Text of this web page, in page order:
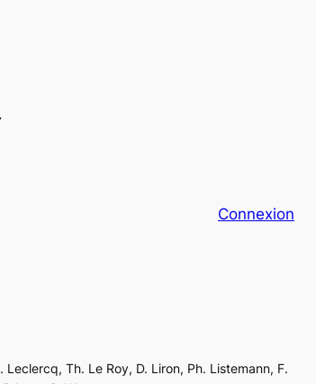
Connexion
Th. Le Roy, D. Liron, Ph. Listemann, F.